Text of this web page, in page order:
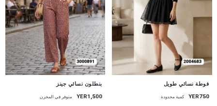
فوطة نسائي طويل
YER750 كمية محدودة
بنطلون نسائي جينز
YER1,500 متوفر في المخزن